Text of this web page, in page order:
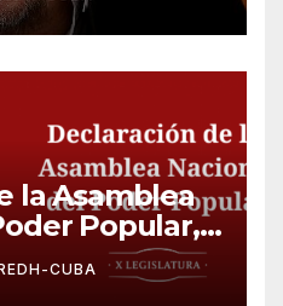
la Asamblea
Popular,
energético y
al pueblo
CUBA